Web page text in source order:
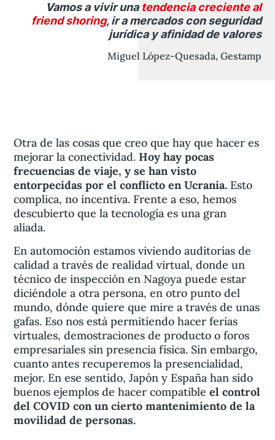
Vamos a vivir unatendencia creciente al
friend shoring, ir a mercados con seguridad
jurídica y afinidad de valores
Miguel López-Quesada, Gestamp
Otra de las cosas que creo que hay que hacer es
mejorar la conectividad. Hoy hay pocas
frecuencias de viaje, y se han visto
entorpecidas por el conflicto en Ucrania. Esto
complica, no incentiva. Frente a eso, hemos
descubierto que la tecnología es una gran
aliada.
En automoción estamos viviendo auditorías de
calidad a través de realidad virtual, donde un
técnico de inspección en Nagoya puede estar
diciéndole a otra persona, en otro punto del
mundo, dónde quiere que mire a través de unas
gafas. Eso nos está permitiendo hacer ferias
virtuales, demostraciones de producto o foros
empresariales sin presencia física. Sin embargo,
cuanto antes recuperemos la presencialidad,
mejor. En ese sentido, Japón y España han sido
buenos ejemplos de hacer compatibleel control
del COVID con un cierto mantenimiento de la
movilidad de personas.